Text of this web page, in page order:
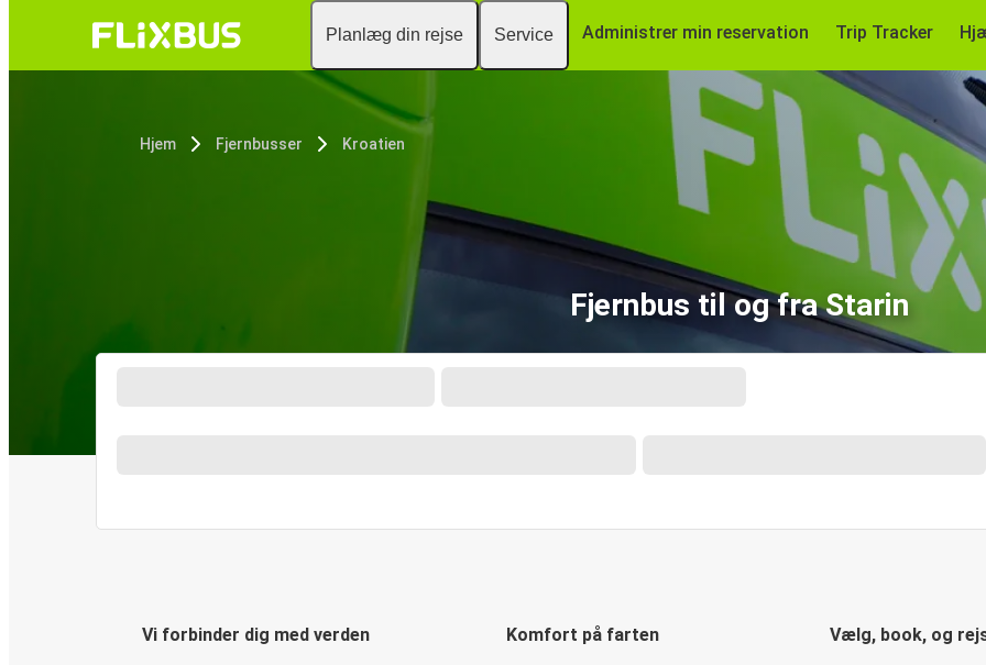
Planlæg din rejse Service Administrer min reservation Trip Tracker
Hjem Fjernbusser Kroatien
Fjernbus til og fra Starin
Vi forbinder dig med verden Komfort på farten Vælg, book, og